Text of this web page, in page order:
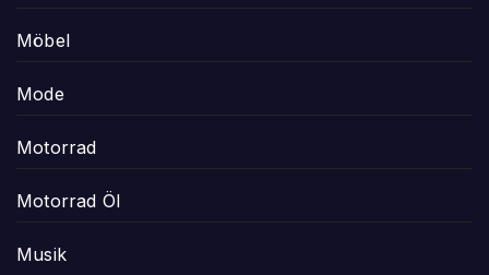
Möbel
Mode
Motorrad
Motorrad Öl
Musik